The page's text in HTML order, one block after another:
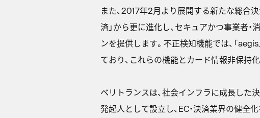
また、2017年2月より展開する新たな総合
済」から更に進化し、セキュアかつ事業者
ンを提供します。不正検知機能では、「
ており、これらの機能とカード情報非保持
ベリトランスは、社会インフラに成長した
発起人として設立し、EC・決済業界の健全